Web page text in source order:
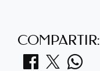
COMPARTIR: